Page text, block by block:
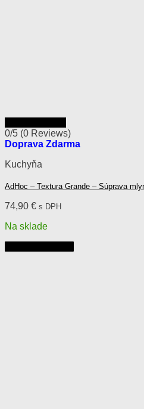
0/5 (0 Reviews)
Doprava Zdarma
Kuchyňa
AdHoc – Textura Grande – Súprava
74,90 € s DPH
Na sklade